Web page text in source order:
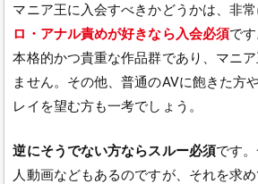
マニア王に入会すべきかどうかは、非常
ロ・アナル責めが好きなら入会必須で
本格的かつ貴重な作品群であり、マニ
ません。その他、普通のAVに飽きた方
レイを望む方も一考でしょう。
逆にそうでない方ならスルー必須です
人動画などもあるのですが、それを求